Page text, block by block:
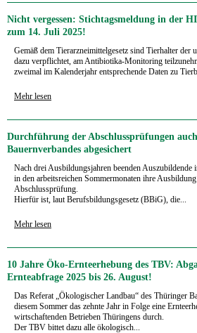
Nicht vergessen: Stichtagsmeldung in der
zum 14. Juli 2025!
Gemäß dem Tierarzneimittelgesetz sind Tierhalter der
dazu verpflichtet, am Antibiotika-Monitoring
zweimal im Kalenderjahr entsprechende Daten zu
Mehr lesen
Durchführung der Abschlussprüfungen
Bauernverbandes abgesichert
Nach drei Ausbildungsjahren beenden
in den arbeitsreichen Sommermonaten ihre
Abschlussprüfung.
Hierfür ist, laut Berufsbildungsgesetz (BBiG), die...
Mehr lesen
10 Jahre Öko-Ernteerhebung des TBV:
Ernteabfrage 2025 bis 26. August!
Das Referat „Ökologischer Landbau“ des Thüringer
diesem Sommer das zehnte Jahr in Folge eine
wirtschaftenden Betrieben Thüringens durch.
Der TBV bittet dazu alle ökologisch...